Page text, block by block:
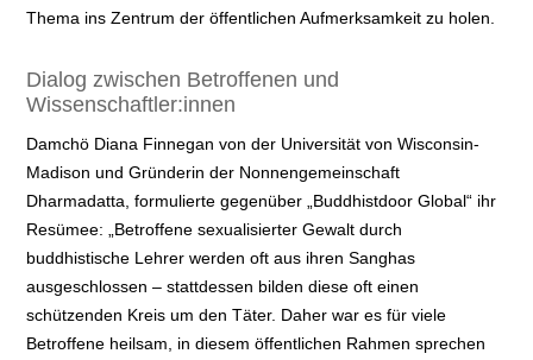
Thema ins Zentrum der öffentlichen Aufmerksamkeit zu holen.
Dialog zwischen Betroffenen und
Wissenschaftler:innen
Damchö Diana Finnegan von der Universität von Wisconsin-
Madison und Gründerin der Nonnengemeinschaft
Dharmadatta, formulierte gegenüber „Buddhistdoor Global“ ihr
Resümee: „Betroffene sexualisierter Gewalt durch
buddhistische Lehrer werden oft aus ihren Sanghas
ausgeschlossen – stattdessen bilden diese oft einen
schützenden Kreis um den Täter. Daher war es für viele
Betroffene heilsam, in diesem öffentlichen Rahmen sprechen